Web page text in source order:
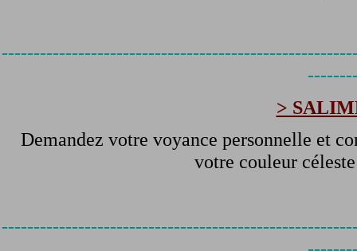
>
Demandez votre voyance personnelle et
votre couleur